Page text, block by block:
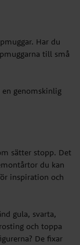
sätter stopp. Det
du kan
inspiration och
gula, svarta,
och toppa
De fixar
från nätet och
dina egna
grönsaksfat med
gurka och
arrangera
lite dipp som
fatet för att
Har du
till små
genomskinlig
sätter stopp. Det
du kan
inspiration och
gula, svarta,
och toppa
De fixar